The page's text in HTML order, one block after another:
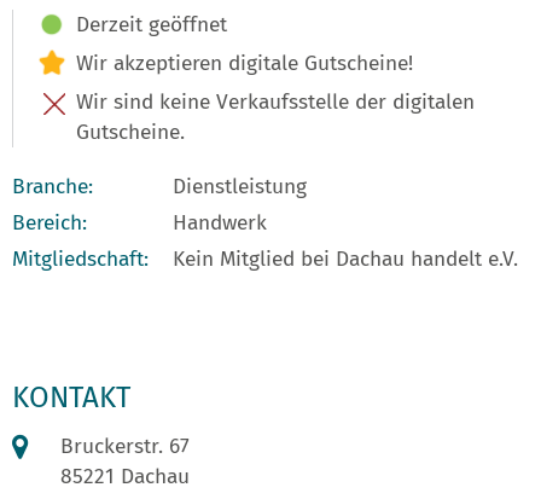
Derzeit geöffnet
Wir akzeptieren digitale Gutscheine!
Wir sind keine Verkaufsstelle der digitalen
Gutscheine.
Branche:
Dienstleistung
Bereich:
Handwerk
Mitgliedschaft:
Kein Mitglied bei Dachau handelt e.V.
KONTAKT
Bruckerstr. 67
85221 Dachau